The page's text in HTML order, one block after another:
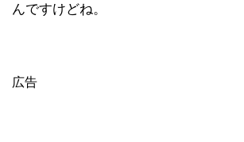
んですけどね。
広告